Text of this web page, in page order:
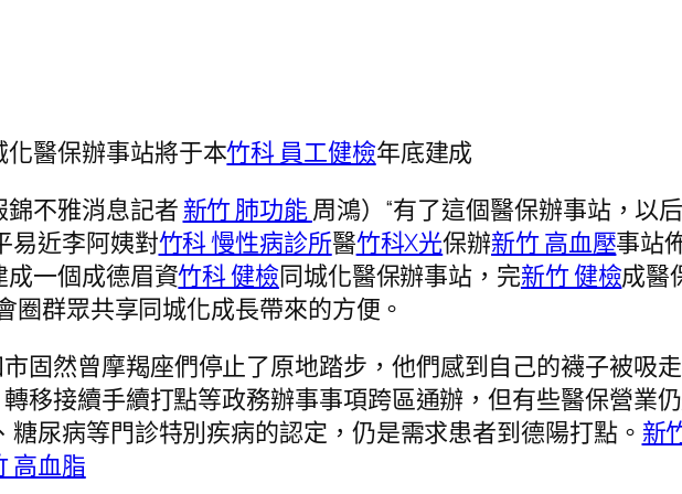
化醫保辦事站將于本竹科 員工健檢年底建成
錦不雅消息記者 新竹 肺功能周鴻）“有了這個醫保辦事站，以
易近李阿姨對竹科 慢性病診所醫竹科X光保辦新竹 高血壓事站
成一個成德眉資竹科 健檢同城化醫保辦事站，完新竹 健檢成醫
圈群眾共享同城化成長帶來的方便。
固然曾摩羯座們停止了原地踏步，他們感到自己的襪子被吸
移接續手續打點等政務辦事事項跨區通辦，但有些醫保營業
尿病等門診特別疾病的認定，仍是需求患者到德陽打點。 新
高血脂